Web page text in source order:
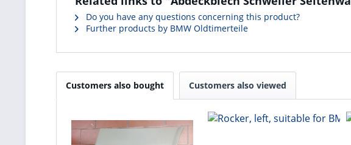
Do you have any questions concerning this product?
Further products by BMW Oldtimerteile
Customers also bought Customers also viewed